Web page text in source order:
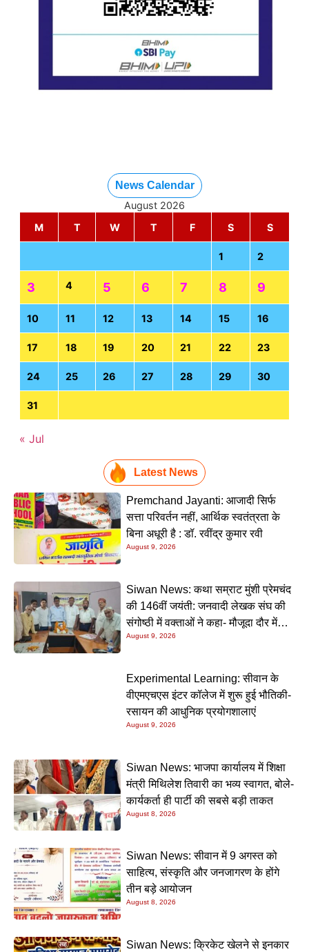
News Calendar
August 2026
M
T W T F S S
1 2
3 4 5 6 7 8 9
10 11 12 13 14 15 16
17 18 19 20 21 22 23
24 25 26 27 28 29 30
31
« Jul
Latest News
Premchand Jayanti: आजादी सिर्फ
सत्ता परिवर्तन नहीं, आर्थिक स्वतंत्रता के
बिना अधूरी है : डॉ. रवींद्र कुमार रवी
August 9, 2026
Siwan News: कथा सम्राट मुंशी प्रेमचंद
की 146वीं जयंती: जनवादी लेखक संघ की
संगोष्ठी में वक्ताओं ने कहा- मौजूदा दौर में
प्रेमचंद की रचनाएं और अधिक प्रासंगिक
August 9, 2026
Experimental Learning: सीवान के
वीएमएचएस इंटर कॉलेज में शुरू हुई भौतिकी-
रसायन की आधुनिक प्रयोगशालाएं
August 9, 2026
Siwan News: भाजपा कार्यालय में शिक्षा
मंत्री मिथिलेश तिवारी का भव्य स्वागत, बोले-
कार्यकर्ता ही पार्टी की सबसे बड़ी ताकत
August 8, 2026
Siwan News: सीवान में 9 अगस्त को
साहित्य, संस्कृति और जनजागरण के होंगे
तीन बड़े आयोजन
August 8, 2026
Siwan News: क्रिकेट खेलने से इनकार